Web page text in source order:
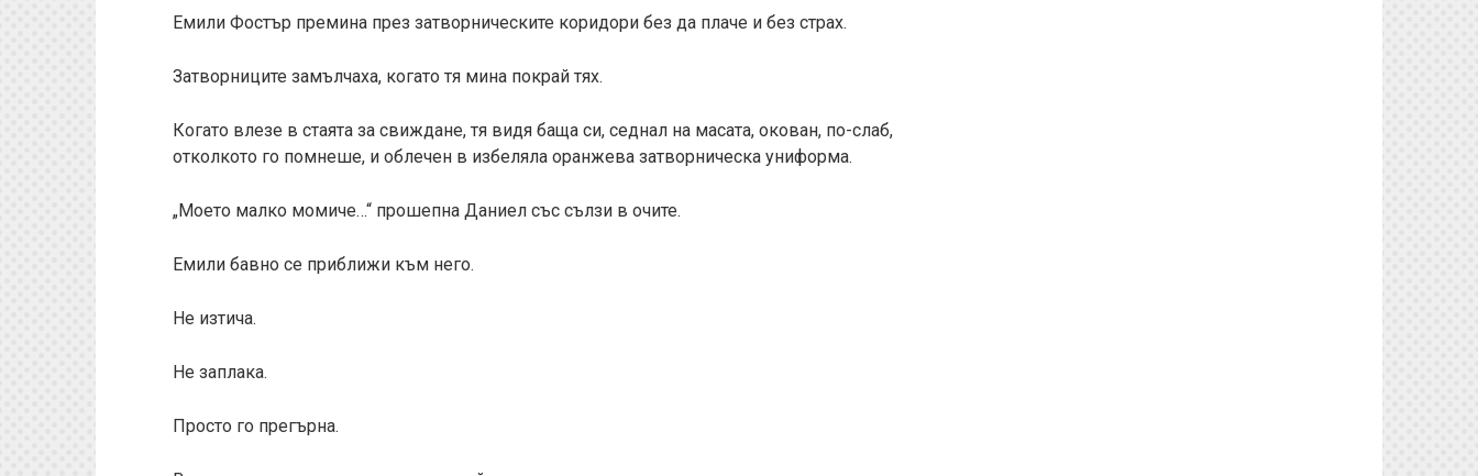
Емили Фостър премина през затворническите коридори без да плаче и без страх.
Затворниците замълчаха, когато тя мина покрай тях.
Когато влезе в стаята за свиждане, тя видя баща си, седнал на масата, окован, по-слаб,
отколкото го помнеше, и облечен в избеляла оранжева затворническа униформа.
„Моето малко момиче…“ прошепна Даниел със сълзи в очите.
Емили бавно се приближи към него.
Не изтича.
Не заплака.
Просто го прегърна.